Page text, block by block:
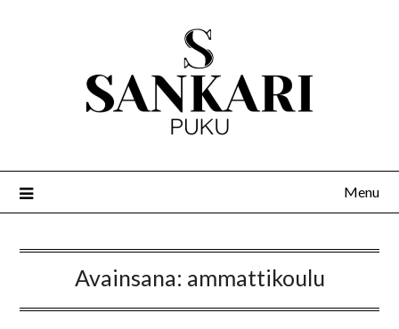
Menu
Avainsana: ammattikoulu